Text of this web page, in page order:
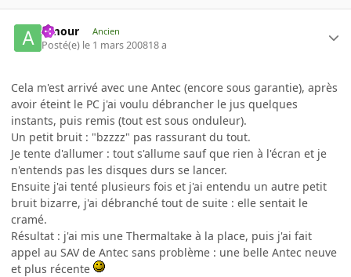
Amour Ancien
Posté(e) le 1 mars 200818 a
Cela m'est arrivé avec une Antec (encore sous garantie), après
avoir éteint le PC j'ai voulu débrancher le jus quelques
instants, puis remis (tout est sous onduleur).
Un petit bruit : "bzzzz" pas rassurant du tout.
Je tente d'allumer : tout s'allume sauf que rien à l'écran et je
n'entends pas les disques durs se lancer.
Ensuite j'ai tenté plusieurs fois et j'ai entendu un autre petit
bruit bizarre, j'ai débranché tout de suite : elle sentait le
cramé.
Résultat : j'ai mis une Thermaltake à la place, puis j'ai fait
appel au SAV de Antec sans problème : une belle Antec neuve
et plus récente